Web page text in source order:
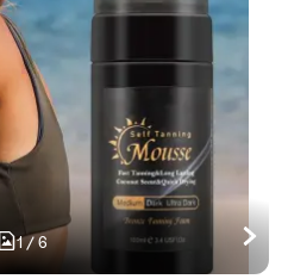
1/ 6